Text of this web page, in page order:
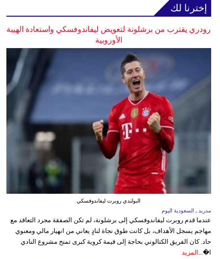
إخترنا لك
رودري يقترب من برشلونة لتعويض ليفاندوفسكي واستعادة الهيبة
الأوروبية
البولندي روبرت ليفاندوفسكي
مدريد ـ السعودية اليوم
عندما قدم روبرت ليفاندوفسكي إلى برشلونة، لم تكن الصفقة مجرد التعاقد مع
مهاجم يسجل الأهداف، بل كانت طوق نجاة لنادٍ يعاني من انهيار مالي ومعنوي
حاد. كان الفريق الكتالوني بحاجة إلى قيمة كروية كبرى تمنح مشروع النادي
ا�... المزيد